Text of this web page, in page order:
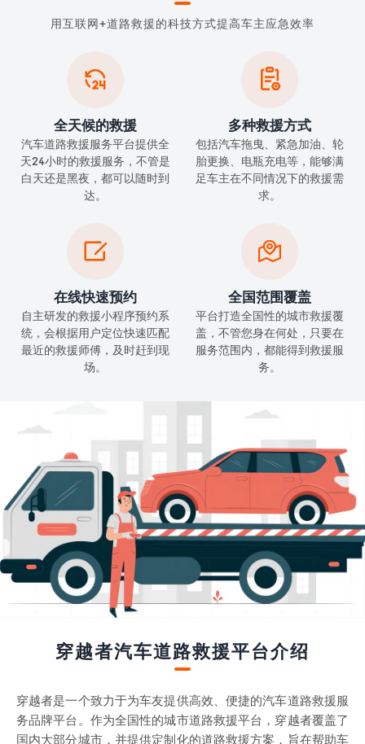
用互联网+道路救援的科技方式提高车主应急效率

全天候的救援
汽车道路救援服务平台提供全
天24小时的救援服务，不管是
白天还是黑夜，都可以随时到
达。

多种救援方式
包括汽车拖曳、紧急加油、轮
胎更换、电瓶充电等，能够满
足车主在不同情况下的救援需
求。

在线快速预约
自主研发的救援小程序预约系
统，会根据用户定位快速匹配
最近的救援师傅，及时赶到现
场。

全国范围覆盖
平台打造全国性的城市救援覆
盖，不管您身在何处，只要在
服务范围内，都能得到救援服
务。
穿越者汽车道路救援平台介绍
穿越者是一个致力于为车友提供高效、便捷的汽车道路救援服
务品牌平台。作为全国性的城市道路救援平台，穿越者覆盖了
国内大部分城市，并提供定制化的道路救援方案，旨在帮助车